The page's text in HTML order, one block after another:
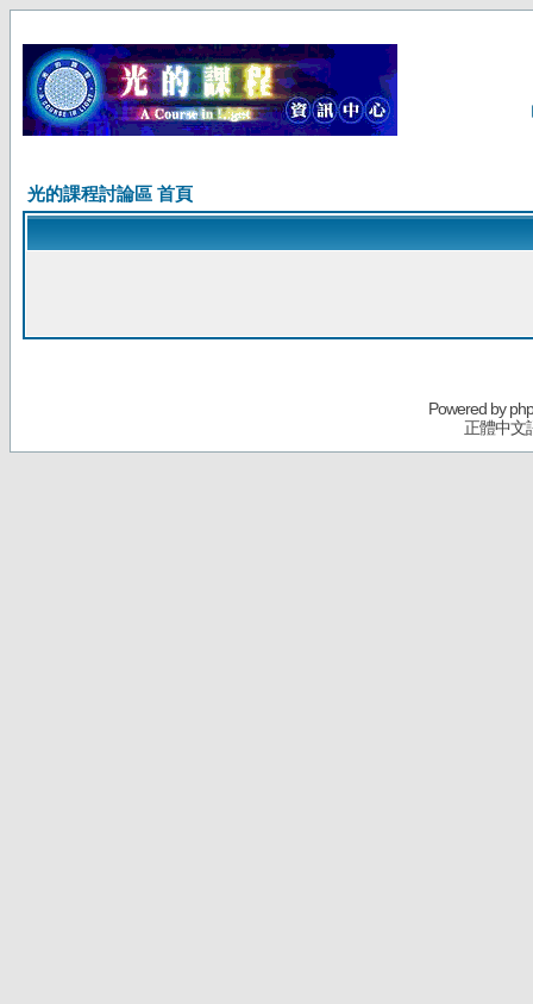
光的課程討論區 首頁
Powered by
正體中文